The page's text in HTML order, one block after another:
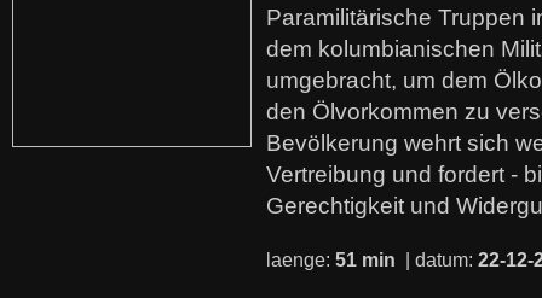
Paramilitärische Truppen
dem kolumbianischen
umgebracht, um dem
den Ölvorkommen zu
Bevölkerung wehrt sich
Vertreibung und fordert -
Gerechtigkeit und
laenge: 51 min | datum: 22-12-